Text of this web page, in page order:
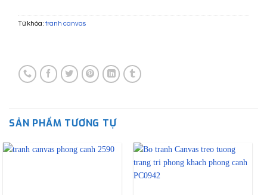
Từ khóa: tranh canvas
SẢN PHẨM TƯƠNG TỰ